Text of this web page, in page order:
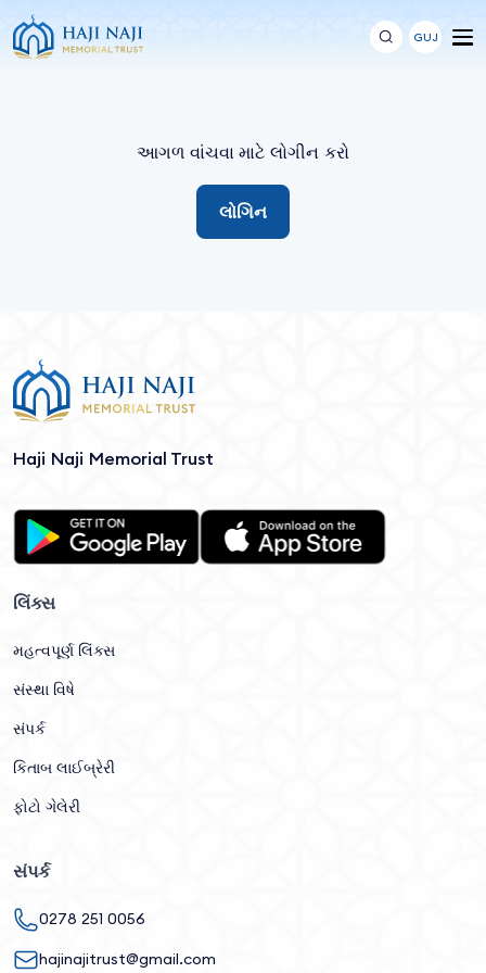
GUJ
આગળ વાંચવા માટે લોગીન કરો
લોગિન
Haji Naji Memorial Trust
લિંક્સ
મહત્વપૂર્ણ લિંક્સ
સંસ્થા વિષે
સંપર્ક
કિતાબ લાઈબ્રેરી
ફોટો ગેલેરી
સંપર્ક
0278 251 0056
hajinajitrust@gmail.com